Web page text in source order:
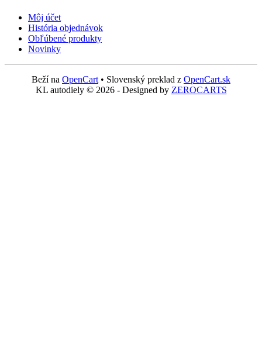
Môj účet
História objednávok
Obľúbené produkty
Novinky
Beží na OpenCart • Slovenský preklad z OpenCart.sk
KL autodiely © 2026 - Designed by ZEROCARTS